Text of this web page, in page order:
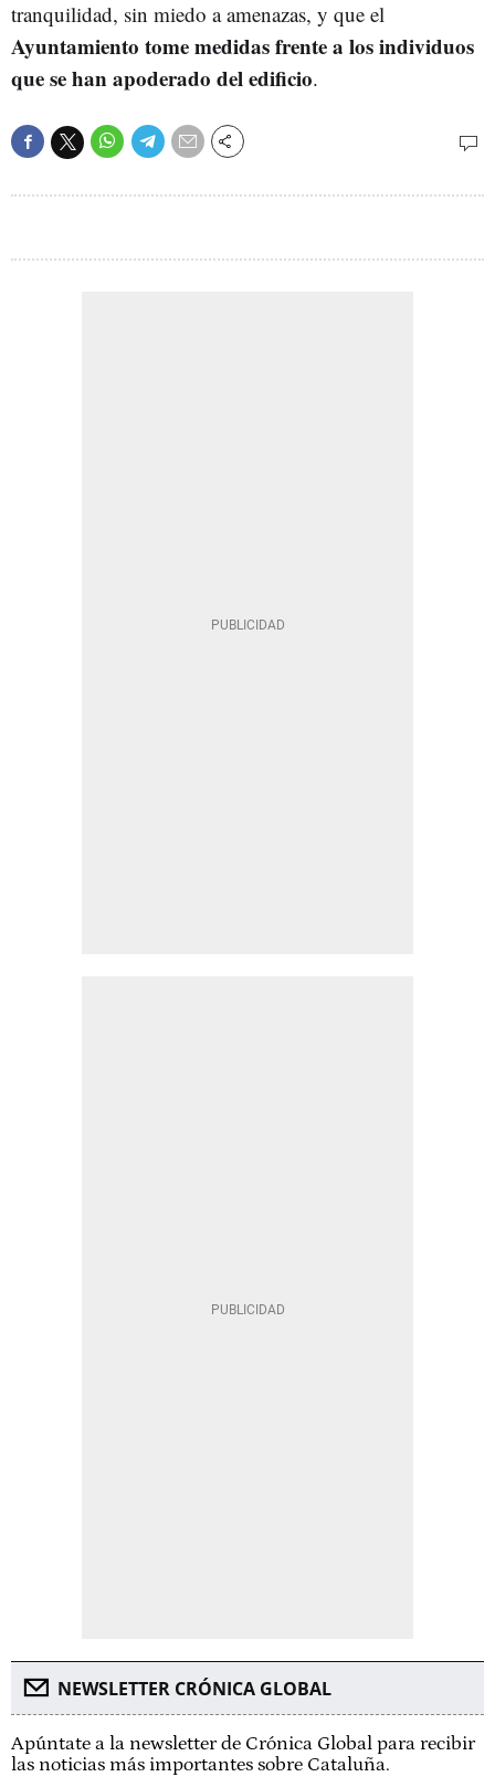
tranquilidad, sin miedo a amenazas, y que el
Ayuntamiento tome medidas frente a los individuos
que se han apoderado del edificio.
NEWSLETTER CRÓNICA GLOBAL
Apúntate a la newsletter de Crónica Global para recibir
las noticias más importantes sobre Cataluña.